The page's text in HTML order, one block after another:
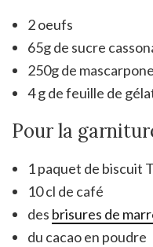
2 oeufs
65g de sucre
250g de mascarpone
4 g de feuille de
Pour la
1 paquet de biscuit
10 cl de café
des brisures de
du cacao en poudre